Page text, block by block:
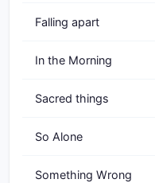
Falling apart
In the Morning
Sacred things
So Alone
Something Wrong